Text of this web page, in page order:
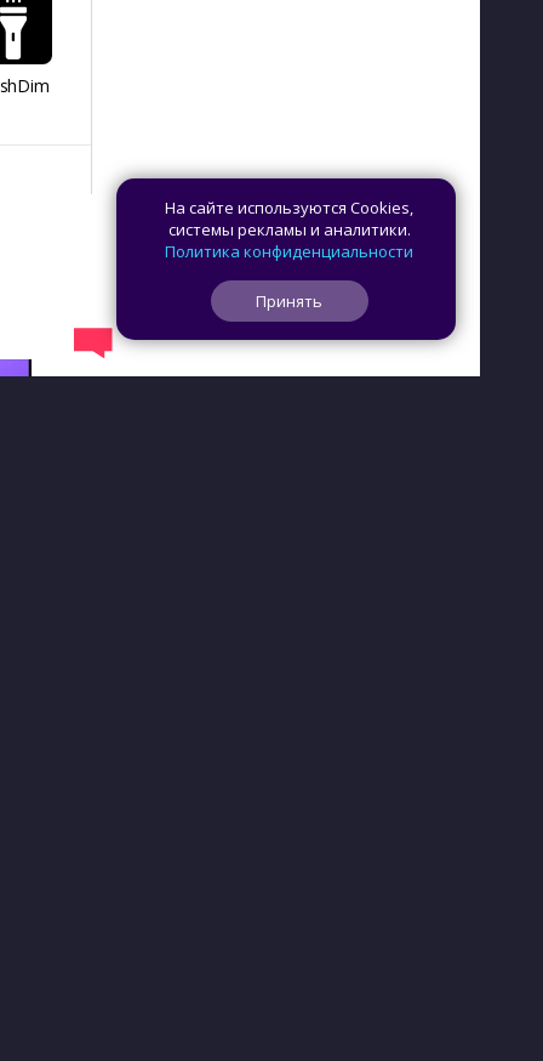
На сайте используются Cookies,
системы рекламы и аналитики.
Политика конфиденциальности
Принять